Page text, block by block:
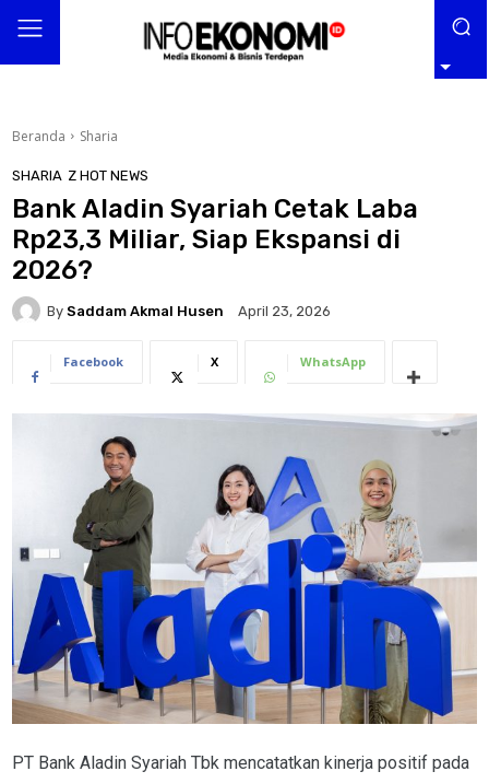
Beranda Sharia
SHARIA Z HOT NEWS
Bank Aladin Syariah Cetak Laba
Rp23,3 Miliar, Siap Ekspansi di
2026?
By Saddam Akmal Husen April 23, 2026
Facebook X WhatsApp
PT Bank Aladin Syariah Tbk mencatatkan kinerja positif pada